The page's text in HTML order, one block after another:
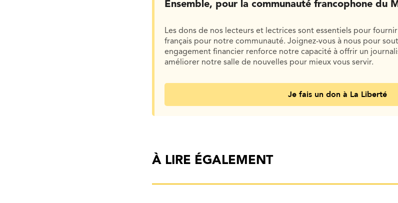
Ensemble, pour la communauté francophone du
Les dons de nos lecteurs et lectrices sont essentiels pour
français pour notre communauté. Joignez-vous à nous pour
engagement financier renforce notre capacité à offrir un
améliorer notre salle de nouvelles pour mieux vous servir.
Je fais un don à La Liberté
À LIRE ÉGALEMENT